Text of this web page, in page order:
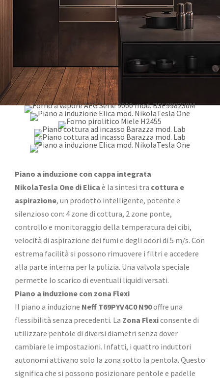
Piano a induzione con cappa integrata
NikolaTesla One di Elica è la sintesi tra cottura e
aspirazione, un prodotto intelligente, potente e
silenzioso con: 4 zone di cottura, 2 zone ponte,
controllo e monitoraggio della temperatura dei cibi,
velocità di aspirazione dei fumi e degli odori di 5 m/s. Con
estrema facilità si possono rimuovere i filtri e accedere
alla parte interna per la pulizia. Una valvola speciale
permette lo scarico di eventuali liquidi versati.
Piano a induzione con zona Flexi
Il piano a induzione Neff T69PYV4C0 N90offre una
flessibilità senza precedenti. La Zona Flexiconsente di
utilizzare pentole di diversi diametri senza dover
cambiare le impostazioni. Infatti, i quattro induttori
autonomi attivano solo la zona sotto la pentola. Questo
significa che si possono posizionare pentole e padelle